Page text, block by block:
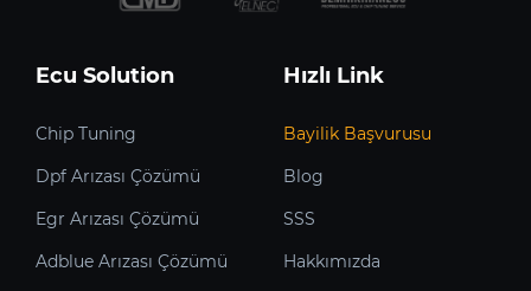
Ecu Solution
Chip Tuning
Dpf Arızası Çözümü
Egr Arızası Çözümü
Adblue Arızası Çözümü
Hızlı Link
Bayilik Başvurusu
Blog
SSS
Hakkımızda